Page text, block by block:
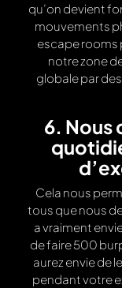
qu’on devient
mouvements
escape rooms
notre zone
globale par
6. Nous
Cela nous
tous que nous
a vraiment
de faire 500
aurez envie de
pendant votre